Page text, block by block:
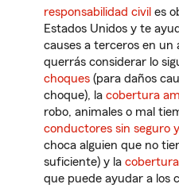
responsabilidad civil es
Estados Unidos y te
causes a terceros en un
querrás considerar lo
choques (para daños
choque), la cobertura
robo, animales o mal
conductores sin seguro
choca alguien que no
suficiente) y la
que puede ayudar a los